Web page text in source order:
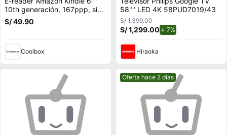
10th generación, 167ppp, sin
reflejos, 8GB, 512MB ram,
negro
S/ 49.90
Coolbox
58"" LED 4K 58PUD7019/43
S/ 1,399.00
S/ 1,299.00 7%
Hiraoka
Mejor precio.
Oferta hace 2 días